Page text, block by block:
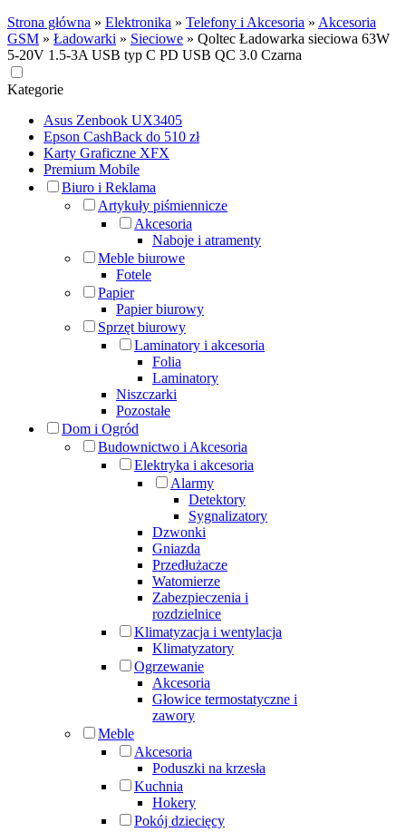
Strona główna » Elektronika » Telefony i Akcesoria » Akcesoria
GSM » Ładowarki » Sieciowe » Qoltec Ładowarka sieciowa 63W
5-20V 1.5-3A USB typ C PD USB QC 3.0 Czarna
Kategorie
Asus Zenbook UX3405
Epson CashBack do 510 zł
Karty Graficzne XFX
Premium Mobile
Biuro i Reklama
Artykuły piśmiennicze
Akcesoria
Naboje i atramenty
Meble biurowe
Fotele
Papier
Papier biurowy
Sprzęt biurowy
Laminatory i akcesoria
Folia
Laminatory
Niszczarki
Pozostałe
Dom i Ogród
Budownictwo i Akcesoria
Elektryka i akcesoria
Alarmy
Detektory
Sygnalizatory
Dzwonki
Gniazda
Przedłużacze
Watomierze
Zabezpieczenia i
rozdzielnice
Klimatyzacja i wentylacja
Klimatyzatory
Ogrzewanie
Akcesoria
Głowice termostatyczne i
zawory
Meble
Akcesoria
Poduszki na krzesła
Kuchnia
Hokery
Pokój dziecięcy